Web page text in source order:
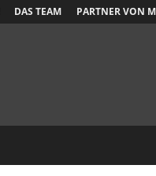
DAS TEAM PARTNER VON